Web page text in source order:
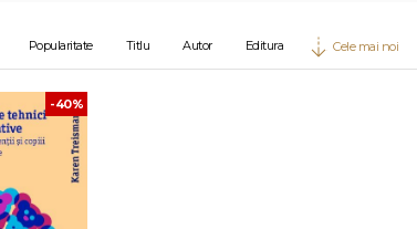
Popularitate Titlu Autor Editura Cele mai noi
-40%